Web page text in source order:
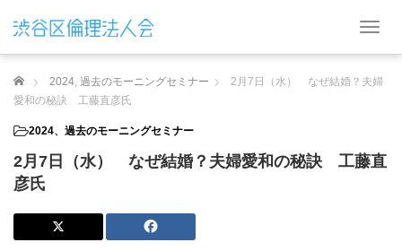
T
g
a
v
ホーム 2024, 過去のモーニングセミナー
2月7日（水） なぜ結婚？夫婦
愛和の秘訣 工藤直彦氏
2024、 過去のモーニングセミナー
2月7日（水） なぜ結婚？夫婦愛和の秘訣 工藤直
彦氏